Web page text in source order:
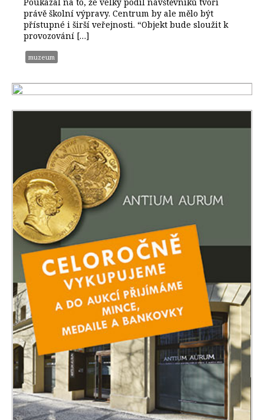
právě školní výpravy. Centrum by ale mělo být
přístupné i širší veřejnosti. “Objekt bude sloužit k
provozování […]
muzeum